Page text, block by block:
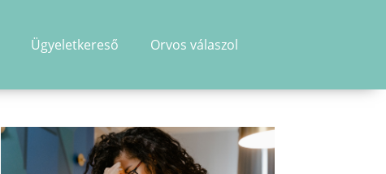
Ügyeletkereső Orvos válaszol